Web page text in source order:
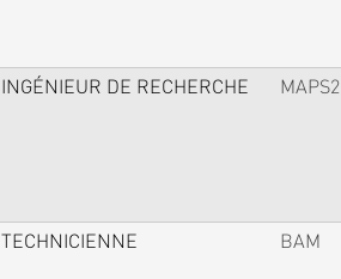
INGÉNIEUR DE RECHERCHE MAPS2
TECHNICIENNE BAM